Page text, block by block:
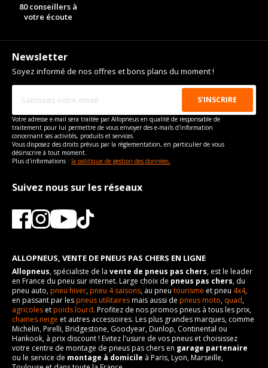
80 conseillers à
votre écoute
Newsletter
Soyez informé de nos offres et bons plans du moment !
Votre adresse e-mail sera traitée par Allopneus en qualité de responsable de
traitement pour lui permettre de vous envoyer des e-mails d'information
concernant ses activités, produits et services.
Vous disposez des droits prévus par la règlementation, en particulier de vous
désinscrire à tout moment.
Plus d'informations : la politique de gestion des données.
Suivez nous sur les réseaux
ALLOPNEUS, VENTE DE PNEUS PAS CHERS EN LIGNE
Allopneus, spécialiste de la vente de pneus pas chers, est le leader
en France du pneu sur internet. Large choix de pneus pas chers, du
pneu auto,pneu hiver,pneu 4 saisons, au pneu tourisme et pneu 4x4,
en passant par lespneus utilitairesmais aussi de pneus moto, quad,
agricoles etpoids lourd. Profitez de nos promos pneus à tous les prix,
chaines neige et autres accessoires. Les plus grandes marques, comme
Michelin, Pirelli, Bridgestone, Goodyear, Dunlop, Continental ou
Hankook, à prix discount ! Evitez l'usure de vos pneus et choisissez
votre centre de montage de pneus pas chers en garage partenaire
ou le service de montage à domicile à Paris, Lyon, Marseille,